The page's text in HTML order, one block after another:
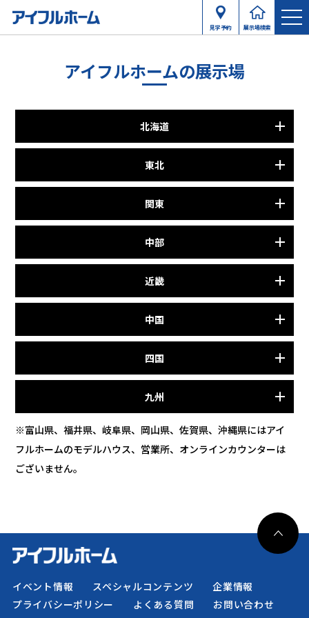
見学予約 展示場検索
アイフルホームの展示場
北海道
東北
関東
中部
近畿
中国
四国
九州
※富山県、福井県、岐阜県、岡山県、佐賀県、沖縄県にはアイ
フルホームのモデルハウス、営業所、オンラインカウンターは
ございません。
イベント情報 スペシャルコンテンツ
企業情報
プライバシーポリシー
よくある質問 お問い合わせ